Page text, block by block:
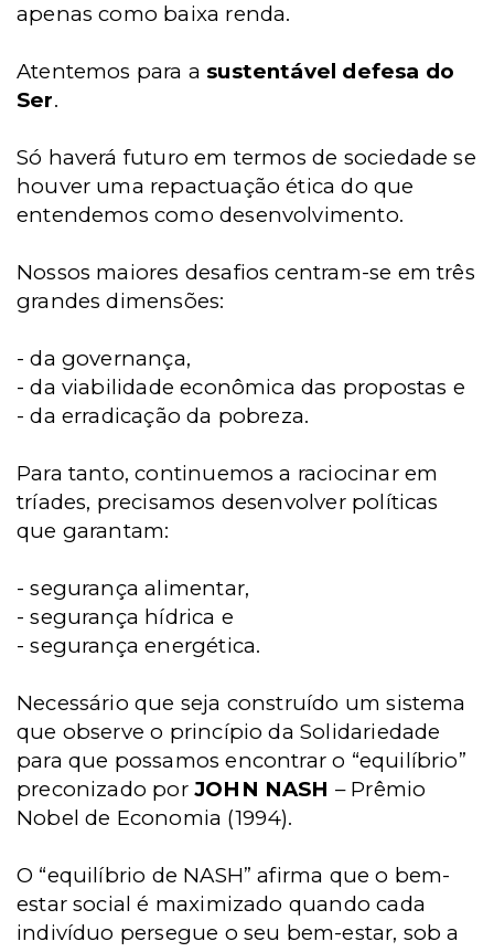
apenas como baixa renda.
Atentemos para a sustentável defesa do
Ser.
Só haverá futuro em termos de sociedade se
houver uma repactuação ética do que
entendemos como desenvolvimento.
Nossos maiores desafios centram-se em três
grandes dimensões:
- da governança,
- da viabilidade econômica das propostas e
- da erradicação da pobreza.
Para tanto, continuemos a raciocinar em
tríades, precisamos desenvolver políticas
que garantam:
- segurança alimentar,
- segurança hídrica e
- segurança energética.
Necessário que seja construído um sistema
que observe o princípio da Solidariedade
para que possamos encontrar o “equilíbrio”
preconizado por JOHN NASH – Prêmio
Nobel de Economia (1994).
O “equilíbrio de NASH” afirma que o bem-
estar social é maximizado quando cada
indivíduo persegue o seu bem-estar, sob a